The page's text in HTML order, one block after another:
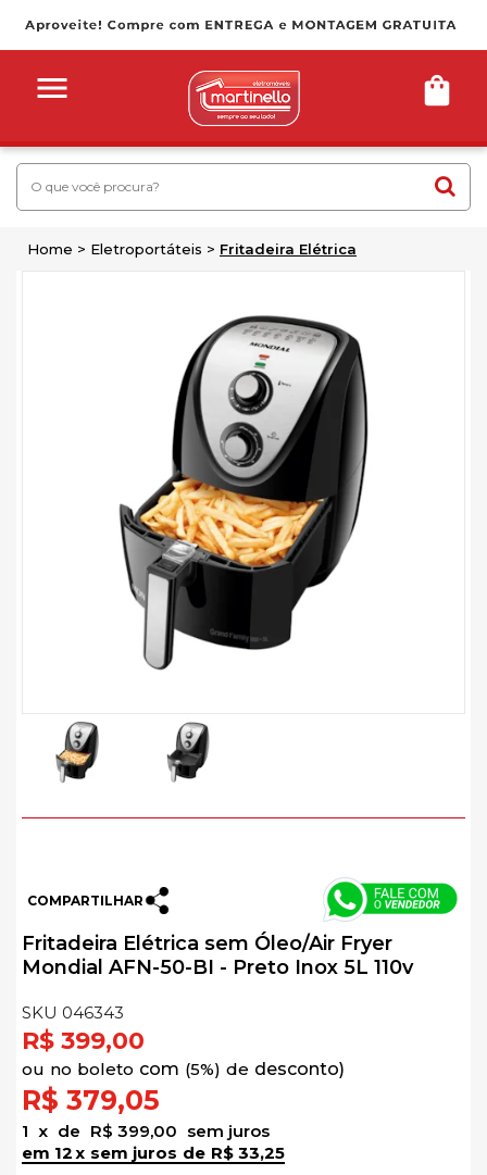
Home Eletroportáteis Fritadeira Elétrica
COMPARTILHAR
Fritadeira Elétrica sem Óleo/Air Fryer
Mondial AFN-50-BI - Preto Inox 5L 110v
SKU 046343
R$ 399,00
1 x de R$ 399,00 sem juros
12x de R$ 33,25
sem juros
R$ 379,05
de
5%)
no boleto